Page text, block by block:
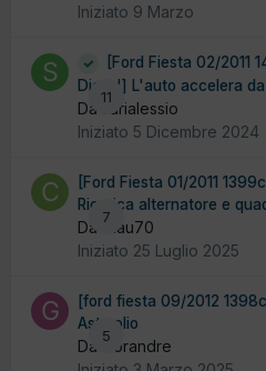
Iniziato 9 Marzo
11
[Ford Fiesta 02/2011
Diesel] L'auto accelera
Da sarialessio
Iniziato 5 Dicembre 2024
7
[Ford Fiesta 01/2011
Ricarica alternatore e
Da Clau70
Iniziato 25 Luglio 2025
5
[ford fiesta 09/2012
Asta olio
Da Gorandre